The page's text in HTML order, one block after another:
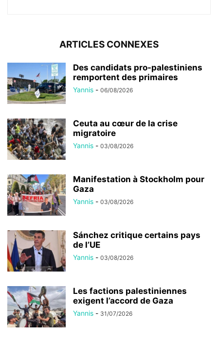
ARTICLES CONNEXES
Des candidats pro-palestiniens
remportent des primaires
Yannis - 06/08/2026
Ceuta au cœur de la crise
migratoire
Yannis - 03/08/2026
Manifestation à Stockholm pour
Gaza
Yannis - 03/08/2026
Sánchez critique certains pays
de l’UE
Yannis - 03/08/2026
Les factions palestiniennes
exigent l’accord de Gaza
Yannis - 31/07/2026